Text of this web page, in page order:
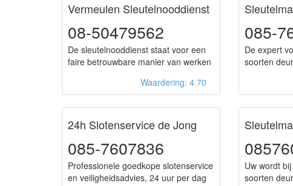
Vermeulen Sleutelnooddienst
08-50479562
De sleutelnooddienst staat voor een
faire betrouwbare manier van werken
Waardering: 4.70
085-
De expert
soorten
24h Slotenservice de Jong
085-7607836
Professionele goedkope slotenservice
en veiligheidsadvies, 24 uur per dag
Uw wordt
soorten